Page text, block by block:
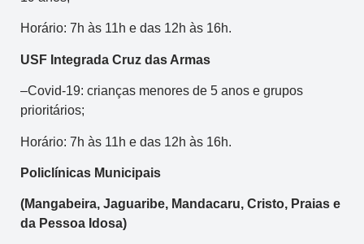
Horário: 7h às 11h e das 12h às 16h.
USF Integrada Cruz das Armas
–Covid-19: crianças menores de 5 anos e grupos
prioritários;
Horário: 7h às 11h e das 12h às 16h.
Policlínicas Municipais
(Mangabeira, Jaguaribe, Mandacaru, Cristo, Praias e
da Pessoa Idosa)